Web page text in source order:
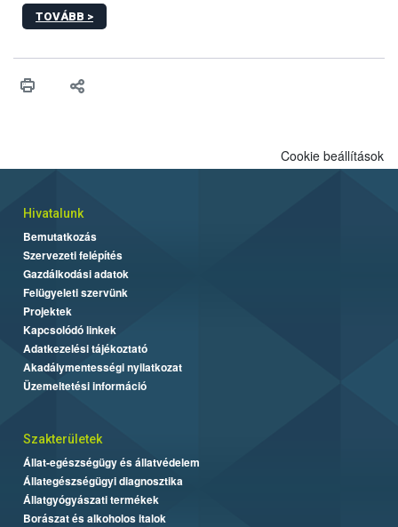
engedélyokiratát módosította, így azok a szüretet követően,
egészen a vesszőérettség (BBCH 91) stádiumáig
érésű szőlőkben is legyen lehetőség a károsító elleni további
felhasználók számára is elérhető és ökológiai termesztésben is
TOVÁBB >
Cookie beállítások
Hivatalunk
Bemutatkozás
Szervezeti felépítés
Gazdálkodási adatok
Felügyeleti szervünk
Projektek
Kapcsolódó linkek
Adatkezelési tájékoztató
Akadálymentességi nyilatkozat
Üzemeltetési információ
Szakterületek
Állat-egészségügy és állatvédelem
Állategészségügyi diagnosztika
Állatgyógyászati termékek
Borászat és alkoholos italok